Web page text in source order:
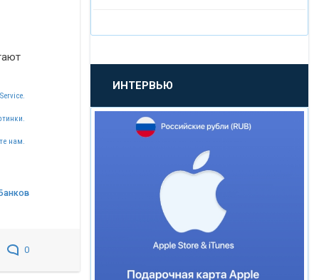
нам.
0
«ПРОМСВЯЗЬБАНК»
«НОВИКОМБАНК»
«СМП БАНК»
«ВНЕШПРОМБАНК»
ИНТЕРВЬЮ